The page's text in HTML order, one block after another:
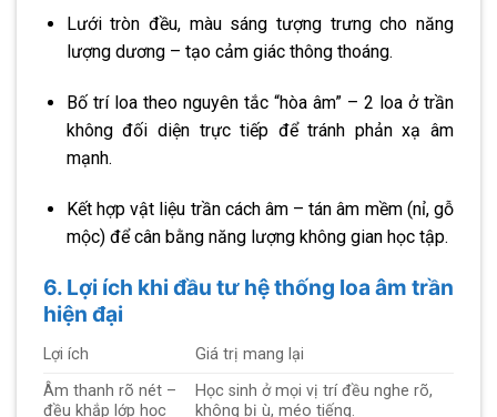
Lưới tròn đều, màu sáng tượng trưng cho năng
lượng dương – tạo cảm giác thông thoáng.
Bố trí loa theo nguyên tắc “hòa âm” – 2 loa ở trần
không đối diện trực tiếp để tránh phản xạ âm
mạnh.
Kết hợp vật liệu trần cách âm – tán âm mềm (nỉ, gỗ
mộc) để cân bằng năng lượng không gian học tập.
6. Lợi ích khi đầu tư hệ thống loa âm trần
hiện đại
Lợi ích
Giá trị mang lại
Âm thanh rõ nét –
đều khắp lớp học
Học sinh ở mọi vị trí đều nghe rõ,
không bị ù, méo tiếng.